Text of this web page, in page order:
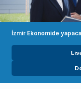
İzmir Ekonomide